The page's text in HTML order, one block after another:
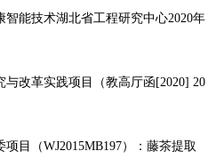
智能技术湖北省工程研究中心2020年
与改革实践项目（教高厅函[2020] 20
项目（WJ2015MB197）：藤茶提取